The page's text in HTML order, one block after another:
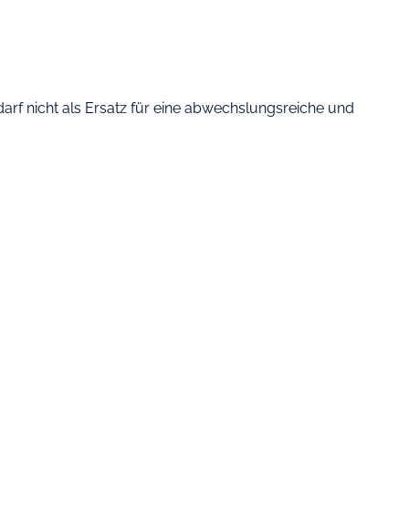
nicht als Ersatz für eine abwechslungsreiche und